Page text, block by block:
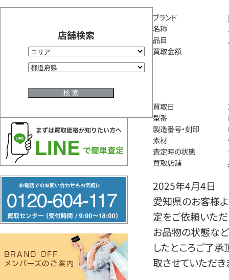
店舗検索
リ
ー
ヤ
ブランド
名称
品目
買取金額
買取日
型番
製造番号・刻印
素材
査定時の状態
買取店舗
2025年4月4日
愛知県のお客様よ
定をご依頼いただ
お品物の状態など
したところご了
取させていただき